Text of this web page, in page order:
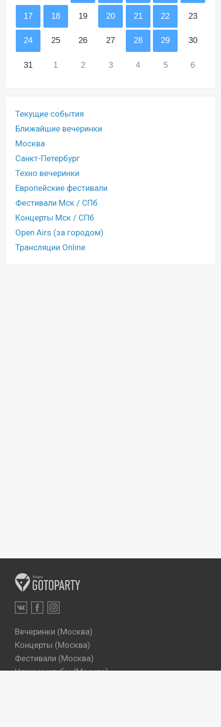
17 18 19 20 21 22 23
24 25 26 27 28 29 30
31 1 2 3 4 5 6
Текущие события
Ближайшие вечеринки
Москва
Санкт-Петербург
Техно вечеринки
Европейские фестивали
Фестивали Мск / СПб
Концерты Мск / СПб
Open Airs (за городом)
Трансляции Online
Вечеринки (Москва)
Концерты (Москва)
Фестивали (Москва)
Ночные клубы (Москва)